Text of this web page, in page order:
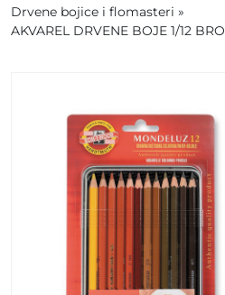
Drvene bojice i flomasteri »
AKVAREL DRVENE BOJE 1/12